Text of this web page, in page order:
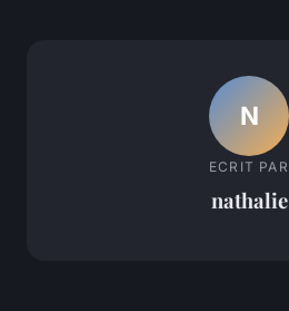
N
ECRIT PAR
nathalie